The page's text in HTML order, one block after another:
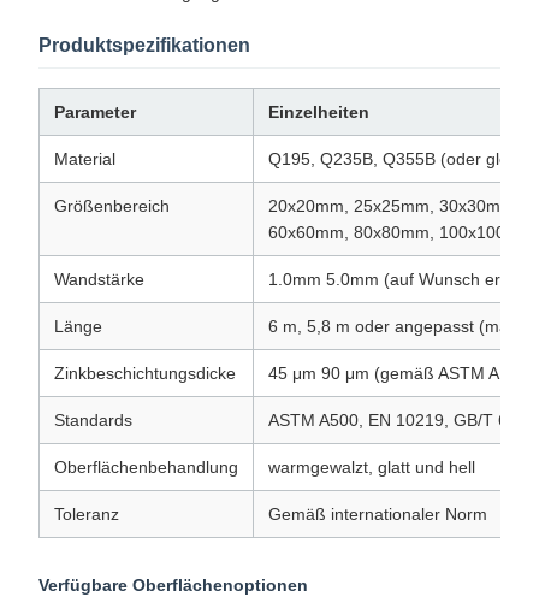
Produktspezifikationen
Parameter Einzelheiten
Material Q195, Q235B, Q355B (oder
Größenbereich
20x20mm, 25x25mm, 30x30mm,
60x60mm, 80x80mm,
Wandstärke 1.0mm 5.0mm (auf Wunsch
Länge 6 m, 5,8 m oder angepasst
Zinkbeschichtungsdicke 45 μm 90 μm (gemäß ASTM A123
Standards ASTM A500, EN 10219, GB/T 6728
Oberflächenbehandlung warmgewalzt, glatt und hell
Toleranz Gemäß internationaler Norm
Verfügbare Oberflächenoptionen